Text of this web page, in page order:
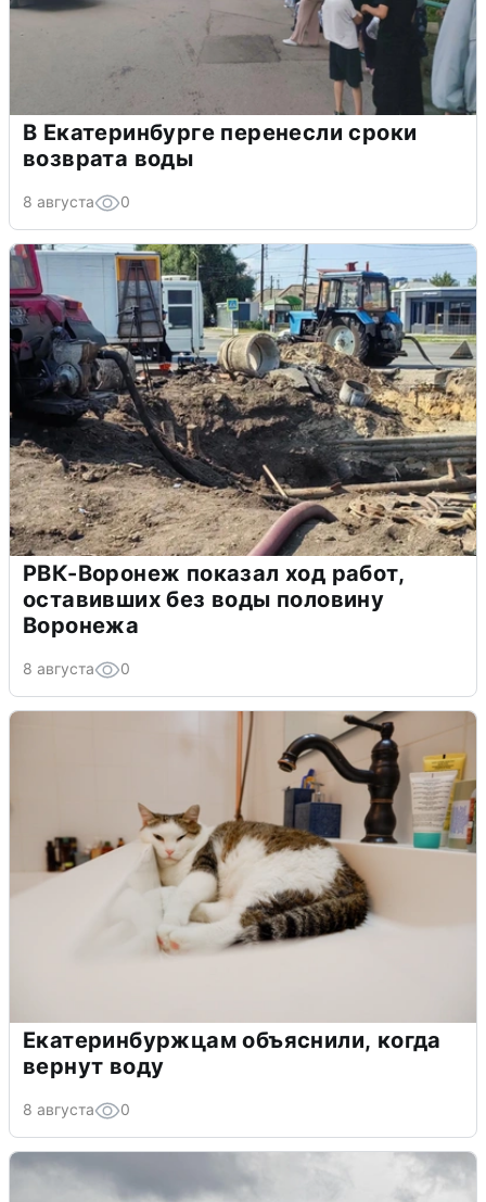
В Екатеринбурге перенесли сроки
возврата воды
8 августа 0
РВК-Воронеж показал ход работ,
оставивших без воды половину
Воронежа
8 августа 0
Екатеринбуржцам объяснили, когда
вернут воду
8 августа 0